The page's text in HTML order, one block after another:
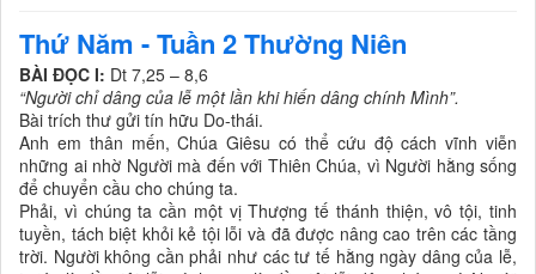
Thứ Năm - Tuần 2 Thường Niên
BÀI ĐỌC I: Dt 7,25 – 8,6
“Người chỉ dâng của lễ một lần khi hiến dâng chính Mình”.
Bài trích thư gửi tín hữu Do-thái.
Anh em thân mến, Chúa Giêsu có thể cứu độ cách vĩnh viễn
những ai nhờ Người mà đến với Thiên Chúa, vì Người hằng sống
để chuyển cầu cho chúng ta.
Phải, vì chúng ta cần một vị Thượng tế thánh thiện, vô tội, tinh
tuyền, tách biệt khỏi kẻ tội lỗi và đã được nâng cao trên các tầng
trời. Người không cần phải như các tư tế hằng ngày dâng của lễ,